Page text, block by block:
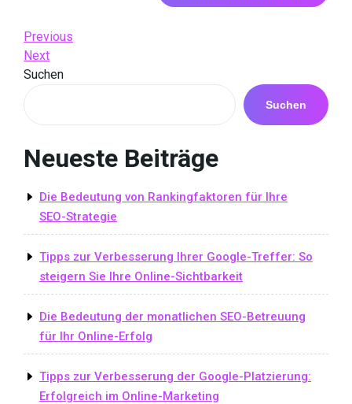
Beitrags-
Navigation
Previous
Post
Previous
Next
Post
Next
Suchen
Suchen
Neueste Beiträge
Die Bedeutung von Rankingfaktoren für Ihre
SEO-Strategie
Tipps zur Verbesserung Ihrer Google-Treffer: So
steigern Sie Ihre Online-Sichtbarkeit
Die Bedeutung der monatlichen SEO-Betreuung
für Ihr Online-Erfolg
Tipps zur Verbesserung der Google-Platzierung:
Erfolgreich im Online-Marketing